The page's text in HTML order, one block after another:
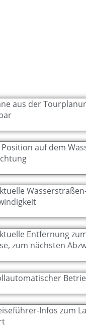
aus der
auf dem
Entfernung
zum nächsten
Infos zum